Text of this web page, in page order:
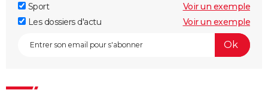
Sport
Voir un exemple
Les dossiers d'actu
Voir un exemple